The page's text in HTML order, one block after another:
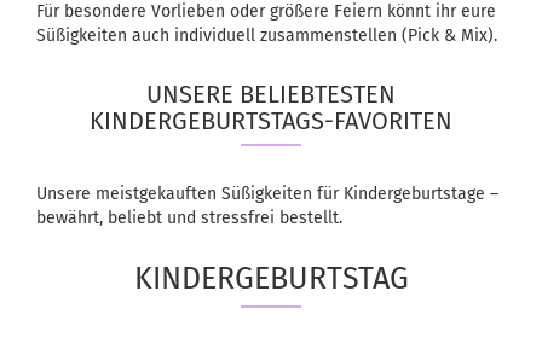
Für besondere Vorlieben oder größere Feiern könnt ihr eure
Süßigkeiten auch individuell zusammenstellen (Pick & Mix).
UNSERE BELIEBTESTEN
KINDERGEBURTSTAGS-FAVORITEN
Unsere meistgekauften Süßigkeiten für Kindergeburtstage –
bewährt, beliebt und stressfrei bestellt.
KINDERGEBURTSTAG